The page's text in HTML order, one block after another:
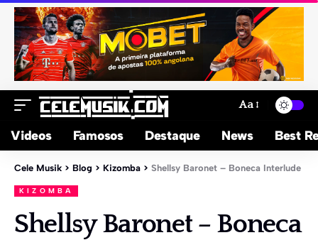
Aa
Videos Famosos Destaque News Best
Cele Musik > Blog > Kizomba > Shellsy Baronet – Boneca Interlude
KIZOMBA
Shellsy Baronet – Boneca